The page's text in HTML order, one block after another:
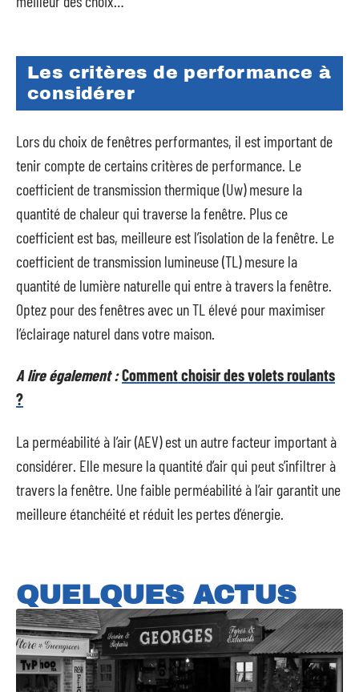
Les critères de performance à
considérer
Lors du choix de fenêtres performantes, il est important de
tenir compte de certains critères de performance. Le
coefficient de transmission thermique (Uw) mesure la
quantité de chaleur qui traverse la fenêtre. Plus ce
coefficient est bas, meilleure est l’isolation de la fenêtre. Le
coefficient de transmission lumineuse (TL) mesure la
quantité de lumière naturelle qui entre à travers la fenêtre.
Optez pour des fenêtres avec un TL élevé pour maximiser
l’éclairage naturel dans votre maison.
A lire également :Comment choisir des volets roulants
?
La perméabilité à l’air (AEV) est un autre facteur important à
considérer. Elle mesure la quantité d’air qui peut s’infiltrer à
travers la fenêtre. Une faible perméabilité à l’air garantit une
meilleure étanchéité et réduit les pertes d’énergie.
QUELQUES ACTUS